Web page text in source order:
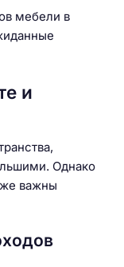
мебели в
и
Однако
важны